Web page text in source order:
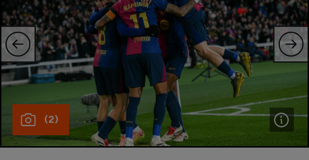
Cupa României
Echipa Națională
U21
Fotbal feminin
Special
Diverse
(2)